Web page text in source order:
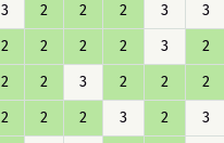
3 2 2 2 3 3
2 2 2 2 3 2
2 2 3 2 2 2
2 2 2 3 2 3